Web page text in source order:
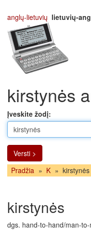
anglų-lietuvių lietuvių-
kirstynės
Įveskite žodį:
Versti >
Pradžia » K » kirstynės
kirstynės
dgs. hand-to-hand/man-